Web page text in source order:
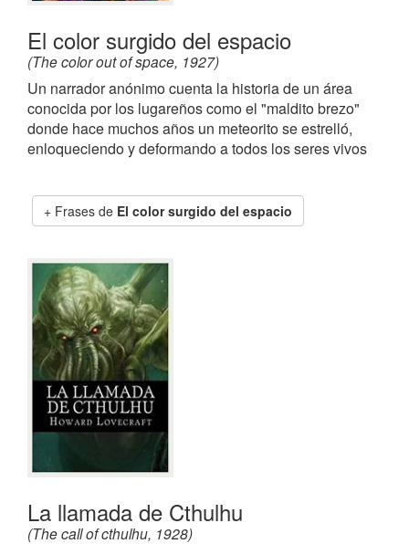
El color surgido del espacio
(The color out of space, 1927)
Un narrador anónimo cuenta la historia de un área
conocida por los lugareños como el "maldito brezo"
donde hace muchos años un meteorito se estrelló,
enloqueciendo y deformando a todos los seres vivos
Frases de El color surgido del espacio
La llamada de Cthulhu
(The call of cthulhu, 1928)